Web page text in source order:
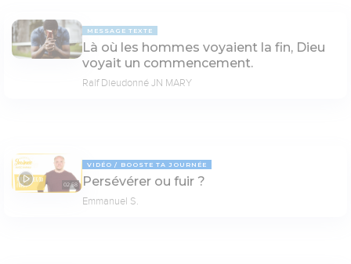
MESSAGE TEXTE
Là où les hommes voyaient la fin, Dieu
voyait un commencement.
Ralf Dieudonné JN MARY
02:58
VIDÉO BOOSTE TA JOURNÉE
Persévérer ou fuir ?
Emmanuel S.